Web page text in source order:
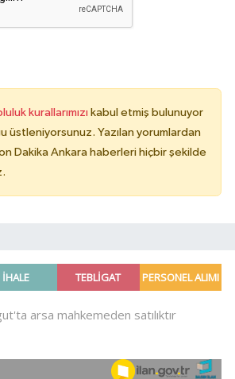
kurallarımızı kabul etmiş bulunuyor
üstleniyorsunuz. Yazılan yorumlardan
Dakika Ankara haberleri hiçbir şekilde